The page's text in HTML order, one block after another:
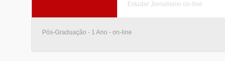
Estudar Jornalismo on-line
Pós-Graduação - 1 Ano - on-line